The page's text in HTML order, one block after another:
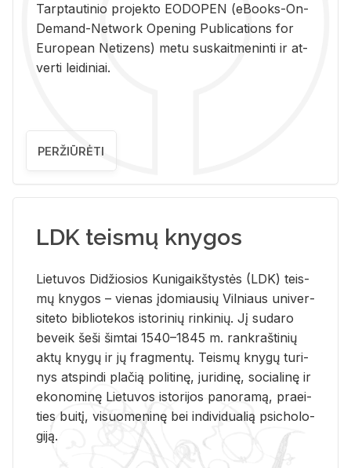
Tarp­tau­ti­nio pro­jek­to EO­DO­PEN (eBo­oks-On-
De­mand-Ne­twork Ope­ning Pub­li­ca­tions for
Eu­ro­pe­an Ne­ti­zens) metu su­skait­me­nin­ti ir at­
ver­ti lei­di­niai.
PERŽIŪRĖTI
LDK teismų knygos
Lie­tu­vos Di­džio­sios Ku­ni­gaikš­tys­tės (LDK) teis­
mų kny­gos – vie­nas įdo­miau­sių Vil­niaus uni­ver­
si­te­to bi­b­lio­te­kos is­to­ri­nių rin­ki­nių. Jį su­da­ro
be­veik šeši šim­tai 1540–1845 m. rank­raš­ti­nių
aktų kny­gų ir jų frag­men­tų. Teis­mų kny­gų tu­ri­
nys at­spin­di pla­čią po­li­ti­nę, ju­ri­di­nę, so­cia­li­nę ir
eko­no­mi­nę Lie­tu­vos is­to­ri­jos pa­no­ra­mą, pra­ei­
ties bui­tį, vi­suo­me­ni­nę bei in­di­vi­dua­lią psi­cho­lo­
gi­ją.